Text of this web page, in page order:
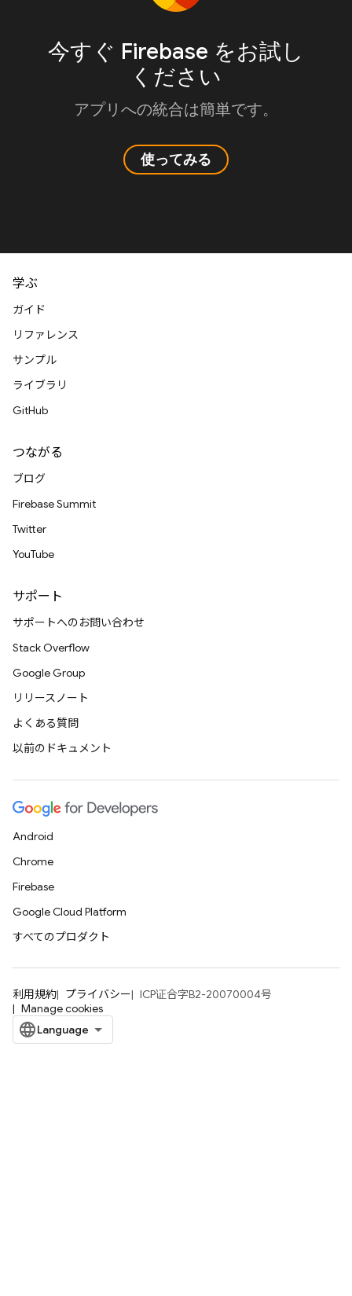
今すぐ Firebase をお試し
ください
アプリへの統合は簡単です。
使ってみる
学ぶ
ガイド
リファレンス
サンプル
ライブラリ
GitHub
つながる
ブログ
Firebase Summit
Twitter
YouTube
サポート
サポートへのお問い合わせ
Stack Overflow
Google Group
リリースノート
よくある質問
以前のドキュメント
Android
Chrome
Firebase
Google Cloud Platform
すべてのプロダクト
利用規約 プライバシー
ICP证合字B2-20070004号
Manage cookies